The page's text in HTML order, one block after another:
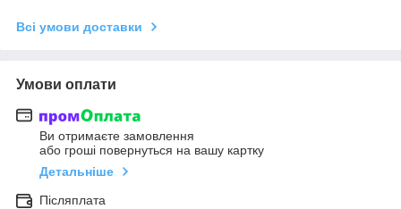
Всі умови доставки
Умови оплати
Ви отримаєте замовлення
або гроші повернуться на вашу картку
Детальніше
Післяплата